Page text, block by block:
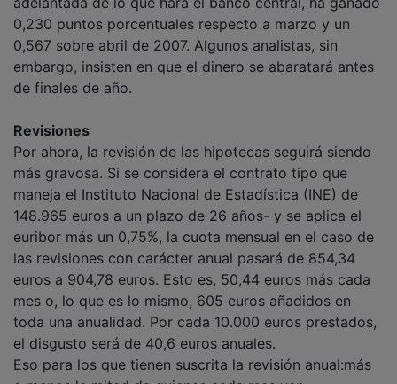
0,230 puntos porcentuales respecto a marzo y un
0,567 sobre abril de 2007. Algunos analistas, sin
embargo, insisten en que el dinero se abaratará antes
de finales de año.
Por ahora, la revisión de las hipotecas seguirá siendo
más gravosa. Si se considera el contrato tipo que
maneja el Instituto Nacional de Estadística (INE) de
148.965 euros a un plazo de 26 años- y se aplica el
euribor más un 0,75%, la cuota mensual en el caso de
las revisiones con carácter anual pasará de 854,34
euros a 904,78 euros. Esto es, 50,44 euros más cada
mes o, lo que es lo mismo, 605 euros añadidos en
toda una anualidad. Por cada 10.000 euros prestados,
el disgusto será de 40,6 euros anuales.
Eso para los que tienen suscrita la revisión anual:más
o menos la mitad de quienes cada mes ven